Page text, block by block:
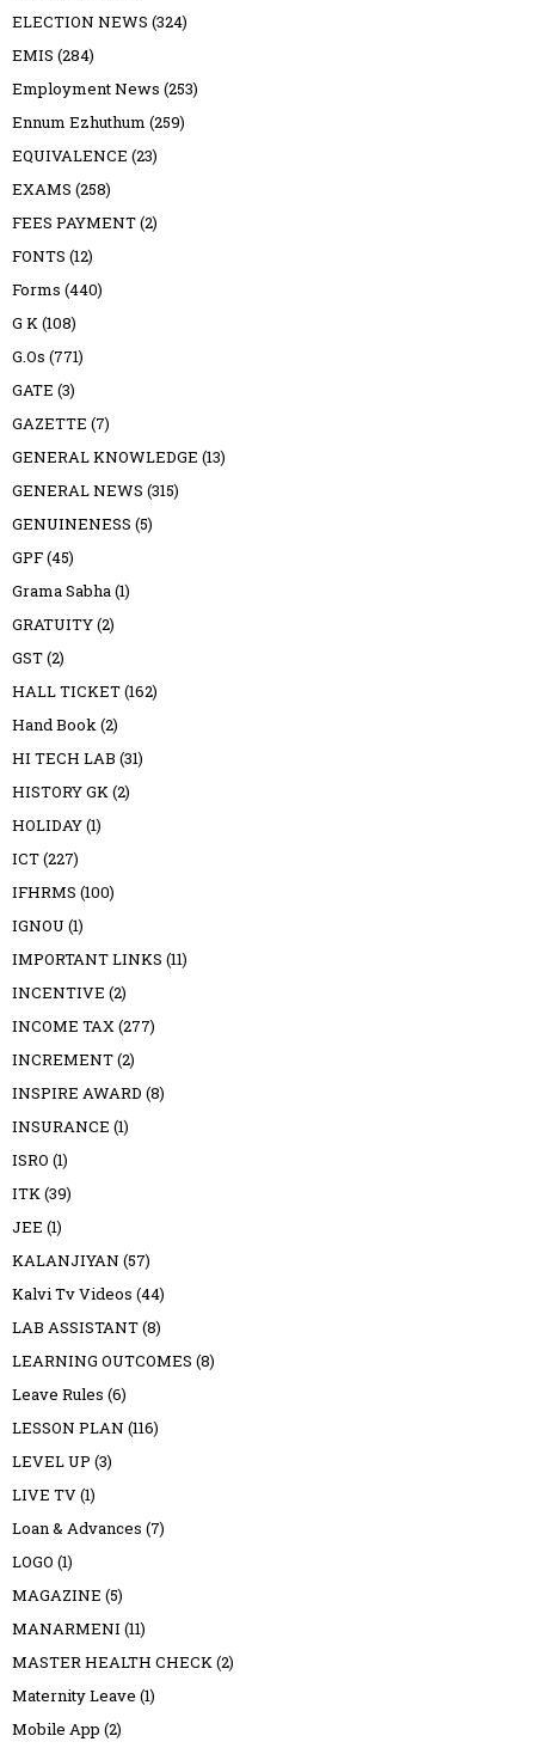
ELECTION NEWS (324)
EMIS (284)
Employment News (253)
Ennum Ezhuthum (259)
EQUIVALENCE (23)
EXAMS (258)
FEES PAYMENT(2)
FONTS (12)
Forms (440)
G K(108)
G.Os (771)
GATE (3)
GAZETTE (7)
GENERAL KNOWLEDGE (13)
GENERAL NEWS (315)
GENUINENESS (5)
GPF(45)
Grama Sabha(1)
GRATUITY(2)
GST(2)
HALL TICKET(162)
Hand Book(2)
HI TECH LAB (31)
HISTORY GK(2)
HOLIDAY(1)
ICT(227)
IFHRMS (100)
IGNOU (1)
IMPORTANT LINKS (11)
INCENTIVE (2)
INCOME TAX(277)
INCREMENT(2)
INSPIRE AWARD (8)
INSURANCE (1)
ISRO (1)
ITK(39)
JEE (1)
KALANJIYAN (57)
Kalvi Tv Videos (44)
LAB ASSISTANT(8)
LEARNING OUTCOMES (8)
Leave Rules (6)
LESSON PLAN (116)
LEVEL UP (3)
LIVE TV(1)
Loan & Advances (7)
LOGO (1)
MAGAZINE (5)
MANARMENI (11)
MASTER HEALTH CHECK(2)
Maternity Leave (1)
Mobile App (2)